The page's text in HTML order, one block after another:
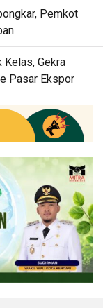
Pemkot
Kelas, Gekra
Pasar Ekspor